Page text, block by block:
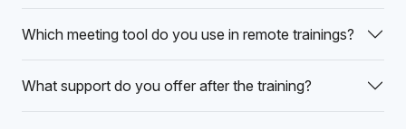
Which meeting tool do you use in remote trainings?
What support do you offer after the training?